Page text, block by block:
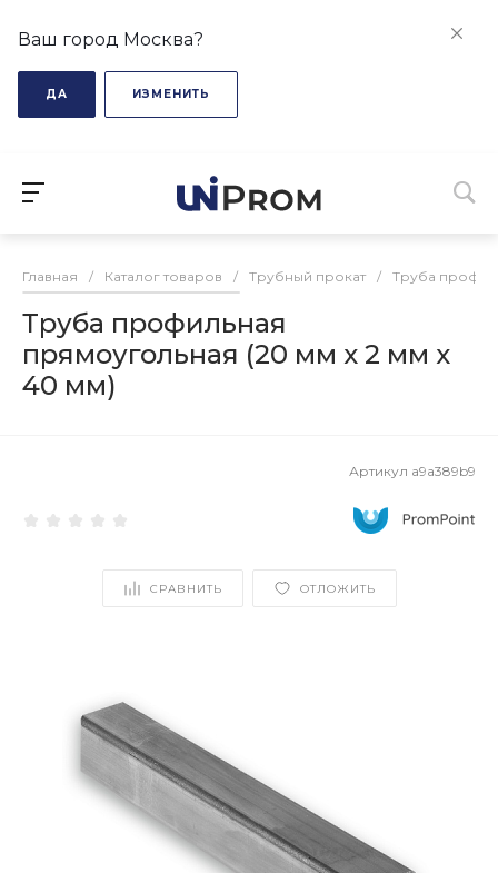
Ваш город Москва?
ДА ИЗМЕНИТЬ
Главная / Каталог товаров / Трубный прокат / Труба
Труба профильная
прямоугольная (20 мм х 2 мм х
40 мм)
Артикул a9a389b9
СРАВНИТЬ ОТЛОЖИТЬ